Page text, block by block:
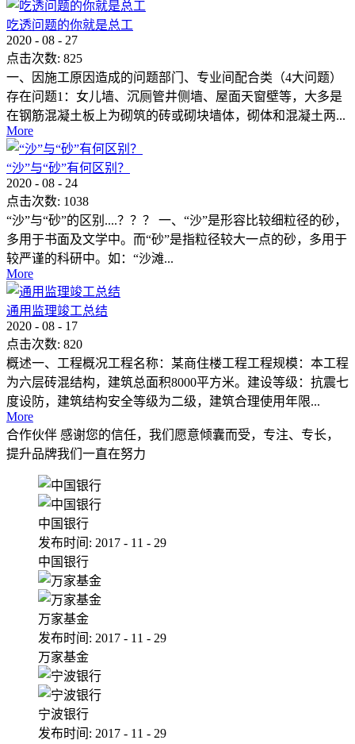
吃透问题的你就是总工
2020 - 08 - 27
点击次数: 825
一、因施工原因造成的问题部门、专业间配合类（4大问题）
存在问题1：女儿墙、沉厕管井侧墙、屋面天窗壁等，大多是
在钢筋混凝土板上为砌筑的砖或砌块墙体，砌体和混凝土两...
More
“沙”与“砂”有何区别？
2020 - 08 - 24
点击次数: 1038
“沙”与“砂”的区别....？？？ 一、“沙”是形容比较细粒径的砂，
多用于书面及文学中。而“砂”是指粒径较大一点的砂，多用于
较严谨的科研中。如：“沙滩...
More
通用监理竣工总结
2020 - 08 - 17
点击次数: 820
概述一、工程概况工程名称：某商住楼工程工程规模：本工程
为六层砖混结构，建筑总面积8000平方米。建设等级：抗震七
度设防，建筑结构安全等级为二级，建筑合理使用年限...
More
合作伙伴 感谢您的信任，我们愿意倾囊而受，专注、专长，
提升品牌我们一直在努力
中国银行
发布时间: 2017 - 11 - 29
中国银行
万家基金
发布时间: 2017 - 11 - 29
万家基金
宁波银行
发布时间: 2017 - 11 - 29